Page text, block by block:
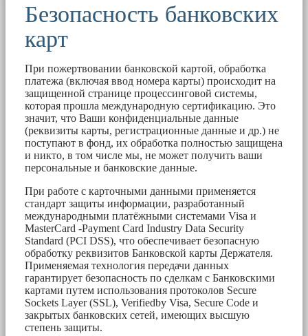
Безопасность банковских
карт
При пожертвовании банковской картой, обработка
платежа (включая ввод номера карты) происходит на
защищенной странице процессинговой системы,
которая прошла международную сертификацию. Это
значит, что Ваши конфиденциальные данные
(реквизиты карты, регистрационные данные и др.) не
поступают в фонд, их обработка полностью защищена
и никто, в том числе мы, не может получить ваши
персональные и банковские данные.
При работе с карточными данными применяется
стандарт защиты информации, разработанный
международными платёжными системами Visa и
MasterCard -Payment Card Industry Data Security
Standard (PCI DSS), что обеспечивает безопасную
обработку реквизитов Банковской карты Держателя.
Применяемая технология передачи данных
гарантирует безопасность по сделкам с Банковскими
картами путем использования протоколов Secure
Sockets Layer (SSL), Verifiedby Visa, Secure Code и
закрытых банковских сетей, имеющих высшую
степень защиты.